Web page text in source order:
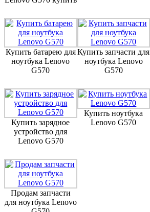
Купить батарею для
ноутбука Lenovo
G570
Купить запчасти для
ноутбука Lenovo
G570
Купить зарядное
устройство для
Lenovo G570
Купить ноутбука
Lenovo G570
Продам запчасти
для ноутбука Lenovo